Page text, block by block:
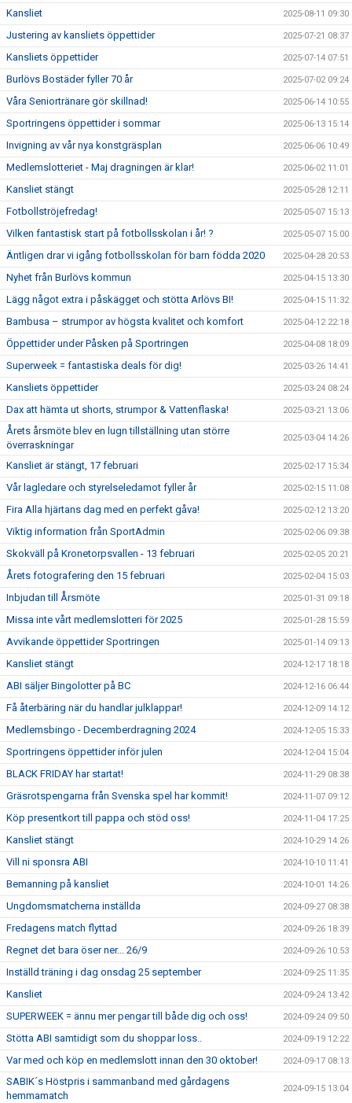
Kansliet 2025-08-11 09:30
Justering av kansliets öppettider 2025-07-21 08:37
Kansliets öppettider 2025-07-14 07:51
Burlövs Bostäder fyller 70 år 2025-07-02 09:24
Våra Seniortränare gör skillnad! 2025-06-14 10:55
Sportringens öppettider i sommar 2025-06-13 15:14
Invigning av vår nya konstgräsplan 2025-06-06 10:49
Medlemslotteriet - Maj dragningen är klar! 2025-06-02 11:01
Kansliet stängt 2025-05-28 12:11
Fotbollströjefredag! 2025-05-07 15:13
Vilken fantastisk start på fotbollsskolan i år! ? 2025-05-07 15:00
Äntligen drar vi igång fotbollsskolan för barn födda 2020 2025-04-28 20:53
Nyhet från Burlövs kommun 2025-04-15 13:30
Lägg något extra i påskägget och stötta Arlövs BI! 2025-04-15 11:32
Bambusa – strumpor av högsta kvalitet och komfort 2025-04-12 22:18
Öppettider under Påsken på Sportringen 2025-04-08 18:09
Superweek = fantastiska deals för dig! 2025-03-26 14:41
Kansliets öppettider 2025-03-24 08:24
Dax att hämta ut shorts, strumpor & Vattenflaska! 2025-03-21 13:06
Årets årsmöte blev en lugn tillställning utan större
överraskningar
2025-03-04 14:26
Kansliet är stängt, 17 februari 2025-02-17 15:34
Vår lagledare och styrelseledamot fyller år 2025-02-15 11:08
Fira Alla hjärtans dag med en perfekt gåva! 2025-02-12 13:20
Viktig information från SportAdmin 2025-02-06 09:38
Skokväll på Kronetorpsvallen - 13 februari 2025-02-05 20:21
Årets fotografering den 15 februari 2025-02-04 15:03
Inbjudan till Årsmöte 2025-01-31 09:18
Missa inte vårt medlemslotteri för 2025 2025-01-28 15:59
Avvikande öppettider Sportringen 2025-01-14 09:13
Kansliet stängt 2024-12-17 18:18
ABI säljer Bingolotter på BC 2024-12-16 06:44
Få återbäring när du handlar julklappar! 2024-12-09 14:12
Medlemsbingo - Decemberdragning 2024 2024-12-05 15:33
Sportringens öppettider inför julen 2024-12-04 15:04
BLACK FRIDAY har startat! 2024-11-29 08:38
Gräsrotspengarna från Svenska spel har kommit! 2024-11-07 09:12
Köp presentkort till pappa och stöd oss! 2024-11-04 17:25
Kansliet stängt 2024-10-29 14:26
Vill ni sponsra ABI 2024-10-10 11:41
Bemanning på kansliet 2024-10-01 14:26
Ungdomsmatcherna inställda 2024-09-27 08:38
Fredagens match flyttad 2024-09-26 18:39
Regnet det bara öser ner... 26/9 2024-09-26 10:53
Inställd träning i dag onsdag 25 september 2024-09-25 11:35
Kansliet 2024-09-24 13:42
SUPERWEEK = ännu mer pengar till både dig och oss! 2024-09-24 09:50
Stötta ABI samtidigt som du shoppar loss.. 2024-09-19 12:22
Var med och köp en medlemslott innan den 30 oktober! 2024-09-17 08:13
SABIK´s Höstpris i sammanband med gårdagens
hemmamatch
2024-09-15 13:04